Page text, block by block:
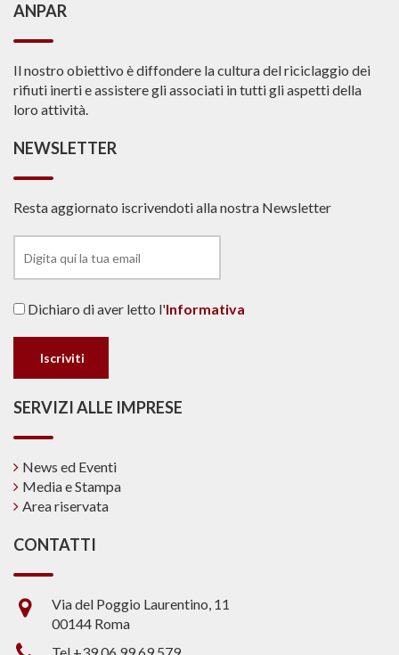
ANPAR
Il nostro obiettivo è diffondere la cultura del riciclaggio dei
rifiuti inerti e assistere gli associati in tutti gli aspetti della
loro attività.
NEWSLETTER
Resta aggiornato iscrivendoti alla nostra Newsletter
Dichiaro di aver letto l'Informativa
SERVIZI ALLE IMPRESE
News ed Eventi
Media e Stampa
Area riservata
CONTATTI
Via del Poggio Laurentino, 11
00144 Roma